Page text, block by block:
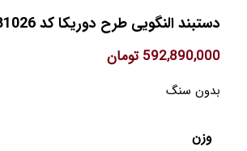
دستبند النگویی طرح دوریکا کد B1026
592,890,000 تومان
بدون سنگ
وزن